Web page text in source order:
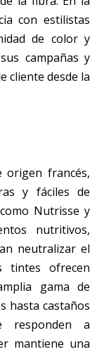
con estilistas
de color y
campañas y
cliente desde la
origen francés,
y fáciles de
Nutrisse y
nutritivos,
neutralizar el
tintes ofrecen
gama de
hasta castaños
responden a
mantiene una